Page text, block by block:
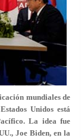
mundiales de
Unidos está
La idea fue
Joe Biden, en la